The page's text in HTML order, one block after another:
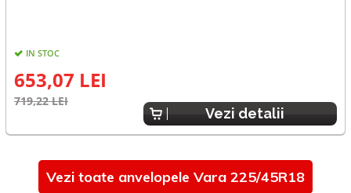
IN STOC
653,07 LEI
719,22 LEI
Vezi detalii
Vezi toate anvelopele Vara 225/45R18